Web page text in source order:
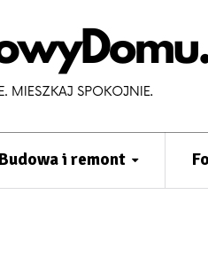
Budowa i remont